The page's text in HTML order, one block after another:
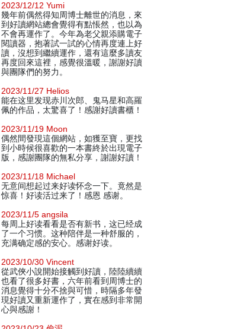
2023/12/12 Yumi
幾年前偶然得知周博士離世的消息，來
到好讀網站總會覺得有點悵然，也以為
不會再運作了。今年為老父親添購電子
閱讀器，抱著試一試的心情再度連上好
讀，沒想到繼續運作，還有這麼多讀友
再度回來這裡，感覺很溫暖，謝謝好讀
與團隊們的努力。
2023/11/27 Helios
能在这里发现赤川次郎、鬼马星和高羅
佩的作品，太驚喜了！感謝好讀書櫃！
2023/11/19 Moon
偶然間發現這個網站，如獲至寶，更找
到小時候很喜歡的一本書終於出現電子
版，感謝團隊的無私分享，謝謝好讀！
2023/11/18 Michael
无意间想起过来好读怀念一下。竟然是
惊喜！好读活过来了！感恩 感谢。
2023/11/5 angsila
每周上好读看看是否有新书，这已经成
了一个习惯。这种陪伴是一种舒服的，
充满确定感的安心。感谢好读。
2023/10/30 Vincent
從武俠小說開始接觸到好讀，陸陸續續
也看了很多好書，六年前看到周博士的
消息覺得十分不捨與可惜，時隔多年發
現好讀又重新運作了，實在感到非常開
心與感謝！